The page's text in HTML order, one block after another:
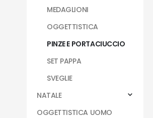
MEDAGLIONI
OGGETTISTICA
PINZE E PORTACIUCCIO
SET PAPPA
SVEGLIE
NATALE
OGGETTISTICA UOMO